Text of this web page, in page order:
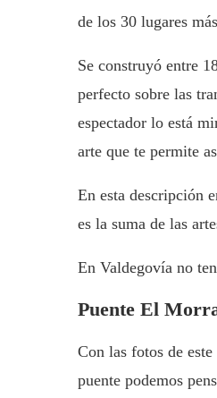
de los 30 lugares
Se construyó entre
perfecto sobre las
espectador lo está
arte que te permite
En esta descripción
es la suma de las
En Valdegovía no
Puente El
Con las fotos de
puente podemos